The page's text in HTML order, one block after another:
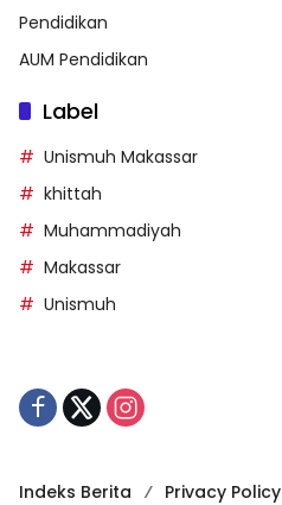
Pendidikan
AUM Pendidikan
Label
Unismuh Makassar
khittah
Muhammadiyah
Makassar
Unismuh
Indeks Berita Privacy Policy